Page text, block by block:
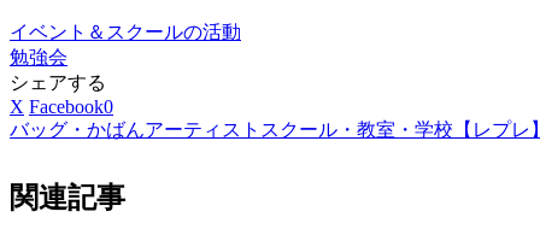
イベント＆スクールの活動
勉強会
シェアする
X Facebook0
バッグ・かばんアーティストスクール・教室・学校【レプレ】
関連記事